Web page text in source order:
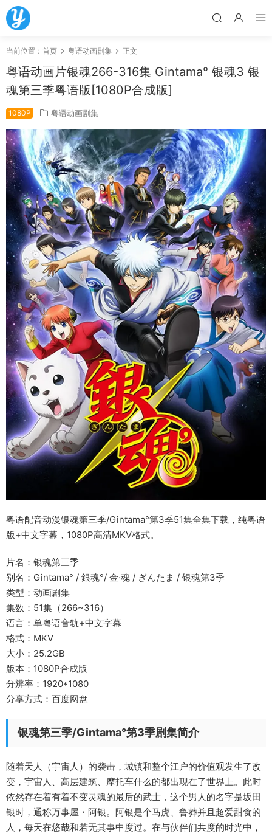
当前位置： 首页 粤语动画剧集 正文
粤语动画片银魂266-316集 Gintama° 银魂3 银
魂第三季粤语版[1080P合成版]
1080P 粤语动画剧集
粤语配音动漫银魂第三季/Gintama°第3季51集全集下载，纯粤语
版+中文字幕，1080P高清MKV格式。
片名：银魂第三季
别名：Gintama° / 銀魂°/ 金·魂 / ぎんたま / 银魂第3季
类型：动画剧集
集数：51集（266~316）
语言：单粤语音轨+中文字幕
格式：MKV
大小：25.2GB
版本：1080P合成版
分辨率：1920*1080
分享方式：百度网盘
银魂第三季/Gintama°第3季剧集简介
随着天人（宇宙人）的袭击，城镇和整个江户的价值观发生了改
变，宇宙人、高层建筑、摩托车什么的都出现在了世界上。此时
依然存在着有着不变灵魂的最后的武士，这个男人的名字是坂田
银时，通称万事屋・阿银。阿银是个马虎、鲁莽并且超爱甜食的
人，每天在悠哉和若无其事中度过。在与伙伴们共度的时光中，